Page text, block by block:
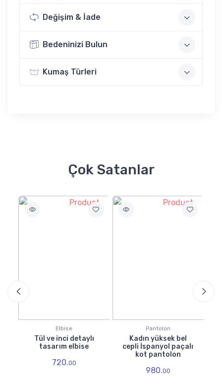
Değişim & İade
Bedeninizi Bulun
Kumaş Türleri
Çok Satanlar
Elbise
Tül ve inci detaylı
tasarım elbise
720.00
Pantolon
Kadın yüksek bel
cepli İspanyol paçalı
kot pantolon
980.00